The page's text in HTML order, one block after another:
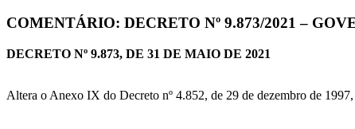
COMENTÁRIO: DECRETO Nº 9.873/2021 –
DECRETO Nº 9.873, DE 31 DE MAIO DE 2021
Altera o Anexo IX do Decreto nº 4.852, de 29 de dezembro de